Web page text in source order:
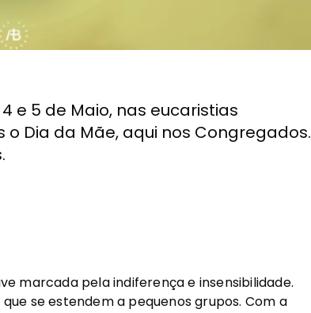
e 5 de Maio, nas eucaristias
Dia da Mãe, aqui nos Congregados.
marcada pela indiferença e insensibilidade.
se estendem a pequenos grupos. Com a